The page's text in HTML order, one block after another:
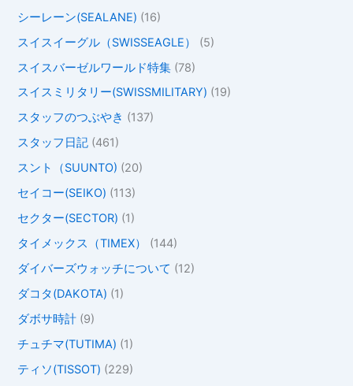
シーレーン(SEALANE) (16)
スイスイーグル（SWISSEAGLE）
(5)
スイスバーゼルワールド特集 (78)
スイスミリタリー(SWISSMILITARY) (19)
スタッフのつぶやき (137)
スタッフ日記 (461)
スント（SUUNTO) (20)
セイコー(SEIKO) (113)
セクター(SECTOR) (1)
タイメックス（TIMEX）
(144)
ダイバーズウォッチについて (12)
ダコタ(DAKOTA) (1)
ダボサ時計 (9)
チュチマ(TUTIMA) (1)
ティソ(TISSOT) (229)